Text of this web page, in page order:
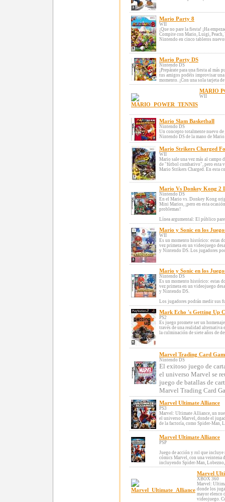
Mario Party 8
WII
¡Que no pare la fiesta! ¡Ha
Compite con Mario, Luigi,
Nintendo en cinco tableros
Mario Party DS
Nintendo DS
¡Prepárate para una fiesta al
tus amigos podéis improvisar
momento. ¡Con una sola tarjeta
MARIO
WII
Mario Slam Basketball
Nintendo DS
Un concepto totalmente nuevo
Nintendo DS de la mano de Mario.
Mario Strikers Charged
WII
Mario sale una vez más al
de "fútbol combativo", pero esta
Mario Strikers Charged. En esta
Mario Vs Donkey Kong 2
Nintendo DS
En el Mario vs. Donkey Kong
Mini Marios, ¡pero en esta
problemas!
Línea argumental: El público
Mario y Sonic en los
WII
Es un momento histórico: estas
vez primera en un videojuego
y Nintendo DS. Los jugadores
Mario y Sonic en los
Nintendo DS
Es un momento histórico: estas
vez primera en un videojuego
y Nintendo DS.
Los jugadores podrán medir sus
Mark Echo 's Getting Up
PS2
Es juego promete ser un
través de una realidad alternativa
la culminación de siete años de
Marvel Trading Card
Nintendo DS
El exitoso juego de
el universo Marvel se
juego de batallas de
Marvel Trading Card
Marvel Ultimate Alliance
PS3
Marvel: Ultimate Alliance, un
el universo Marvel, donde el
de la factoría, como Spider-Man,
Marvel Ultimate Alliance
PSP
Juego de acción y rol que incluye
cómics Marvel, con una veintena
incluyendo Spider-Man,
Marvel
XBOX 360
Marvel:
donde los
mayor elenco
videojuego.